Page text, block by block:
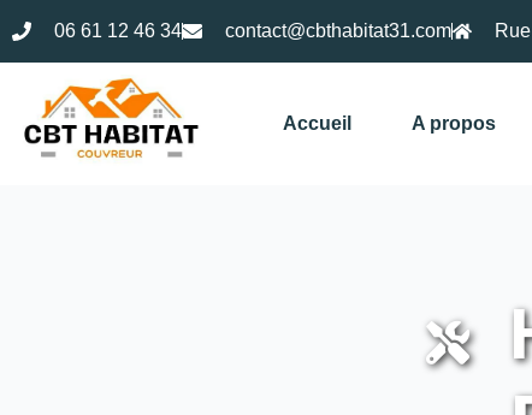
06 61 12 46 34 contact@cbthabitat31.com
Accueil A propos